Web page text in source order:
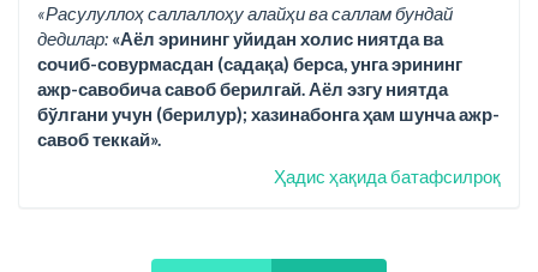
«Расулуллоҳ саллаллоҳу алайҳи ва саллам бундай
дедилар: «Аёл эрининг уйидан холис ниятда ва
сочиб-совурмасдан (садақа) берса, унга эрининг
ажр-савобича савоб берилгай. Аёл эзгу ниятда
бўлгани учун (берилур); хазинабонга ҳам шунча ажр-
савоб теккай».
Ҳадис ҳақида батафсилроқ